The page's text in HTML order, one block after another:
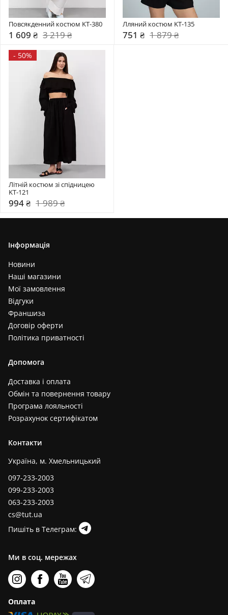
Повсякденний костюм KT-380
1 609 ₴ 3 219 ₴
Лляний костюм KT-135
751 ₴ 1 879 ₴
- 50%
Літній костюм зі спідницею
KT-121
994 ₴ 1 989 ₴
Інформація
Новини
Наші магазини
Мої замовлення
Відгуки
Франшиза
Договір оферти
Політика приватності
Допомога
Доставка і оплата
Обмін та повернення товару
Програма лояльності
Розрахунок сертифікатом
Контакти
Україна, м. Хмельницький
097-233-2003
099-233-2003
063-233-2003
cs@tut.ua
Пишіть в Телеграм:
Ми в соц. мережах
Оплата